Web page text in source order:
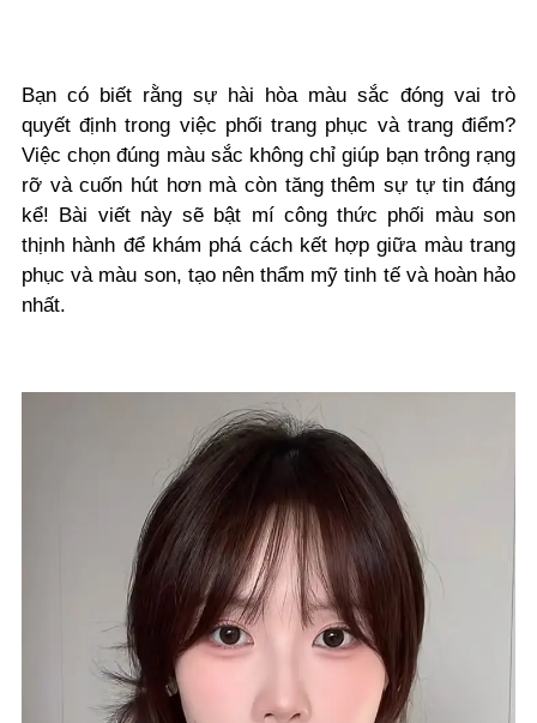
Bạn có biết rằng sự hài hòa màu sắc đóng vai trò
quyết định trong việc phối trang phục và trang điểm?
Việc chọn đúng màu sắc không chỉ giúp bạn trông rạng
rỡ và cuốn hút hơn mà còn tăng thêm sự tự tin đáng
kể! Bài viết này sẽ bật mí công thức phối màu son
thịnh hành để khám phá cách kết hợp giữa màu trang
phục và màu son, tạo nên thẩm mỹ tinh tế và hoàn hảo
nhất.